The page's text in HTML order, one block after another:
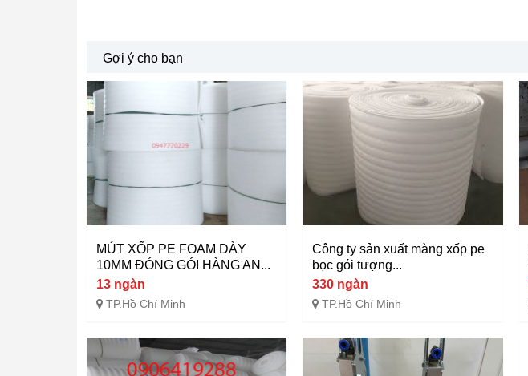
Gợi ý cho bạn
MÚT XỐP PE FOAM DÀY
10MM ĐÓNG GÓI HÀNG AN...
13 ngàn
TP.Hồ Chí Minh
Công ty sản xuất màng xốp pe
bọc gói tượng...
330 ngàn
TP.Hồ Chí Minh